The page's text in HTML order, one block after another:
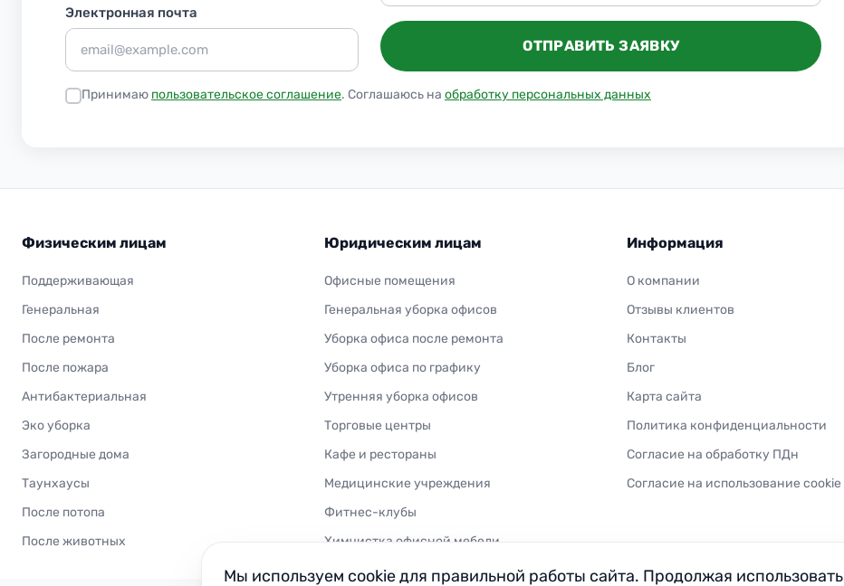
Электронная почта
ОТПРАВИТЬ ЗАЯВКУ
Принимаю пользовательское соглашение. Соглашаюсь на обработку персональных данных
Физическим лицам
Поддерживающая
Генеральная
После ремонта
После пожара
Антибактериальная
Эко уборка
Загородные дома
Таунхаусы
После потопа
После животных
Юридическим лицам
Офисные помещения
Генеральная уборка офисов
Уборка офиса после ремонта
Уборка офиса по графику
Утренняя уборка офисов
Торговые центры
Кафе и рестораны
Медицинские учреждения
Фитнес-клубы
Химчистка офисной мебели
Информация
О компании
Отзывы клиентов
Контакты
Блог
Карта сайта
Политика конфиденциальности
Согласие на обработку ПДн
Согласие на использование cookie
Мы используем cookie для правильной работы сайта. Продолжая использовать